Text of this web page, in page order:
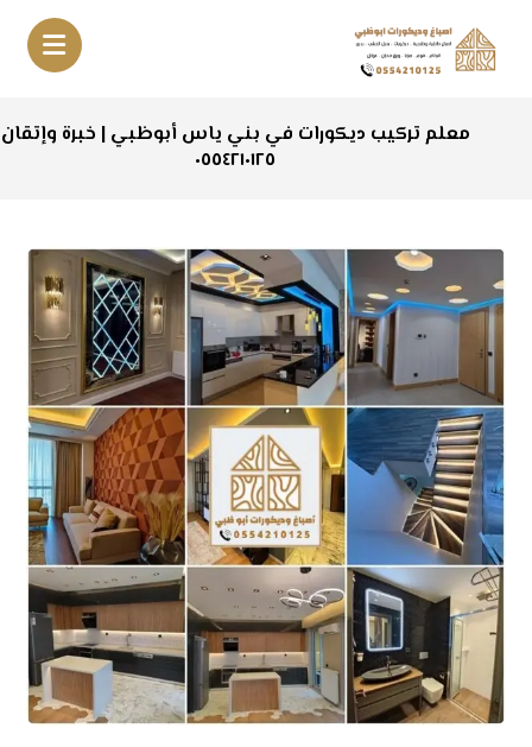
معلم تركيب ديكورات في بني ياس أبوظبي | خبرة وإتقان
٠٥٥٤٢١٠١٢٥